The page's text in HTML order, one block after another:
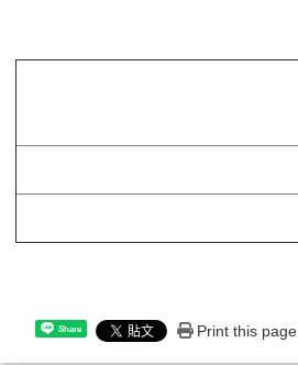
Share Print this page